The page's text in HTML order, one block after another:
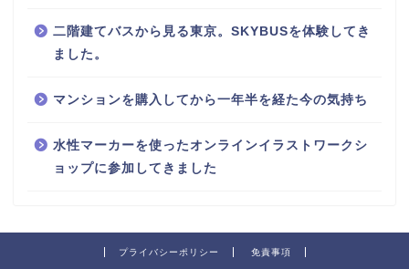
二階建てバスから見る東京。SKYBUSを体験してき
ました。
マンションを購入してから一年半を経た今の気持ち
水性マーカーを使ったオンラインイラストワークシ
ョップに参加してきました
プライバシーポリシー 免責事項